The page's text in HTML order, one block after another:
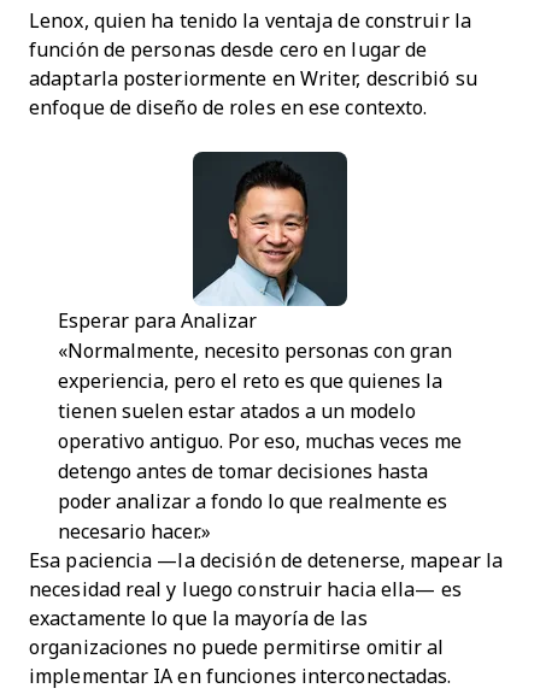
Lenox, quien ha tenido la ventaja de construir la
función de personas desde cero en lugar de
adaptarla posteriormente en Writer, describió su
enfoque de diseño de roles en ese contexto.
Esperar para Analizar
«Normalmente, necesito personas con gran
experiencia, pero el reto es que quienes la
tienen suelen estar atados a un modelo
operativo antiguo. Por eso, muchas veces me
detengo antes de tomar decisiones hasta
poder analizar a fondo lo que realmente es
necesario hacer.»
Esa paciencia —la decisión de detenerse, mapear la
necesidad real y luego construir hacia ella— es
exactamente lo que la mayoría de las
organizaciones no puede permitirse omitir al
implementar IA en funciones interconectadas.